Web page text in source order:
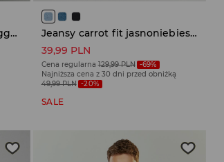
Dresowe czarne szorty baggy typu jorts
Jeansy carrot fit jasnoniebieskie
39,99 PLN
Cena regularna 129,99 PLN -69%
Najniższa cena z 30 dni przed obniżką
49,99 PLN -20%
SALE